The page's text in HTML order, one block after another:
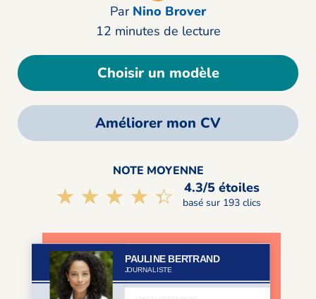
Par Nino Brover
12 minutes de lecture
Choisir un modèle
Améliorer mon CV
NOTE MOYENNE
☆☆☆☆☆
★★★★★ 4.3/5 étoiles
basé sur 193 clics